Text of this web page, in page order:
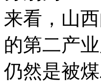
来看，山
的第二产
仍然是被